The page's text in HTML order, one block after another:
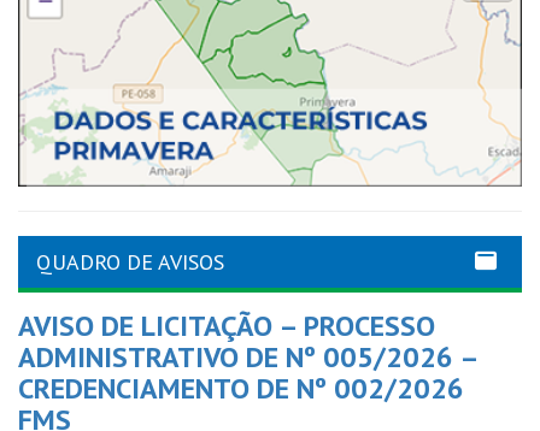
QUADRO DE AVISOS
AVISO DE LICITAÇÃO – PROCESSO
ADMINISTRATIVO DE Nº 005/2026 –
CREDENCIAMENTO DE Nº 002/2026
FMS